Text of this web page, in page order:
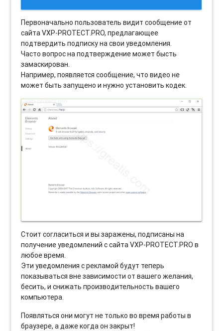
Первоначально пользователь видит сообщение от
сайта VXP-PROTECT.PRO, предлагающее
подтвердить подписку на свои уведомления.
Часто вопрос на подтверждение может бысть
замаскирован.
Например, появляется сообщение, что видео не
может быть запущено и нужно установить кодек.
Стоит согласиться и вы заражены, подписаны на
получение уведомлений с сайта VXP-PROTECT.PRO в
любое время.
Эти уведомления с рекламой будут теперь
показываться вне зависимости от вашего желания,
бесить, и снижать производительность вашего
компьютера.
Появляться они могут не только во время работы в
браузере, а даже когда он закрыт!